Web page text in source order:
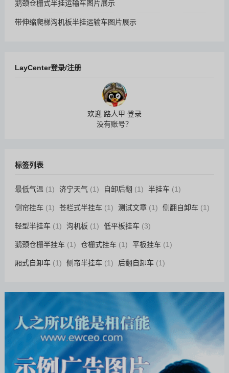
鹅颈仓栅式半挂运输车图片展示
带伸缩爬梯沟机板半挂运输车图片展示
LayCenter登录/注册
欢迎 路人甲 登录
没有账号？
标签列表
最低气温 (1) 济宁天气 (1) 自卸后翻 (1) 半挂车(1)
侧帘挂车(1) 苍栏式半挂车(1) 测试文章(1) 侧翻自卸车(1)
轻型半挂车(1) 沟机板 (1) 低平板挂车(3)
鹅颈仓栅半挂车(1) 仓栅式挂车(1) 平板挂车(1)
厢式自卸车(1) 侧帘半挂车(1) 后翻自卸车(1)